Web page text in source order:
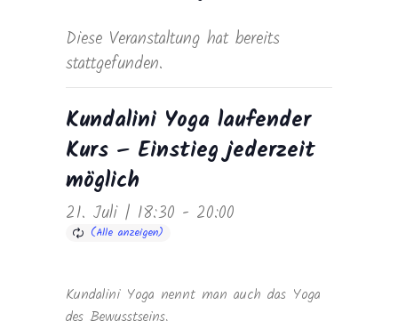
Diese Veranstaltung hat bereits
stattgefunden.
Kundalini Yoga laufender
Kurs – Einstieg jederzeit
möglich
21. Juli | 18:30 - 20:00
Kundalini Yoga nennt man auch das Yoga
des Bewusstseins.